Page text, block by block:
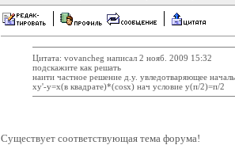
Цитата: vovancheg написал 2 нояб. 2009 15:32
подскажите как решать
наити частное решение д.у. увледотваряющее
xy'-y=x(в квадрате)*(cosx) нач условие y(п/2)=п/2
Существует соответствующая тема форума!